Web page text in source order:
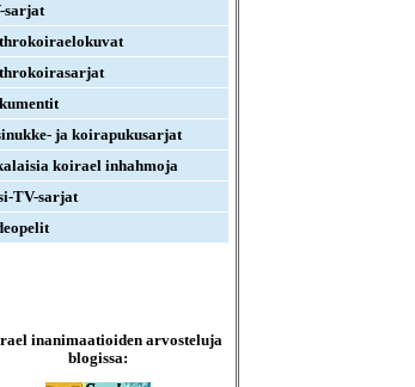
sarjat
ja koirapukusarjat
koirael inhahmoja
TV-sarjat
inanimaatioiden arvosteluja
blogissa: